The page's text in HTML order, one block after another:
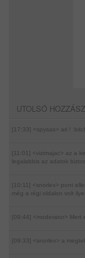
UTOLSÓ
[17:33] <spysas> ari !
[11:01] <vizimajac> az a
legalabbis az adatok
[10:11] <snorlex> pont
még a régi oldalon volt
[09:44] <moderator> Mert
[09:33] <snorlex> a